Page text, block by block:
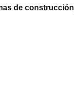
de construcción